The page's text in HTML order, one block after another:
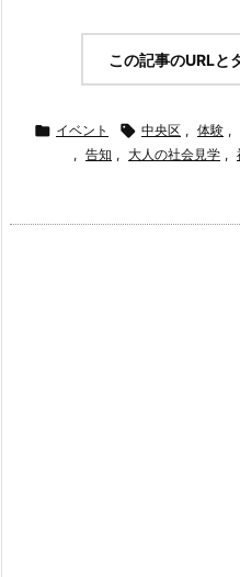
この記事のURLと
 イベント  中央区 , 体験 ,
, 告知 , 大人の社会見学 ,